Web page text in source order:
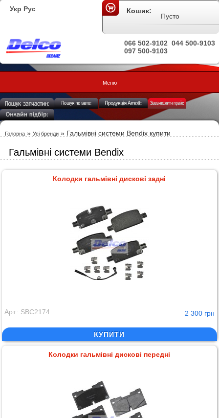
Укр Рус
044 500-9103
066 502-9102
097 500-9103
Кошик:
Пусто
Меню
Головна » Усі бренди » Гальмівні системи Bendix купити
Гальмівні системи Bendix
Колодки гальмівні дискові задні
Арт.: SBC2174 2 300 грн
КУПИТИ
Колодки гальмівні дискові передні